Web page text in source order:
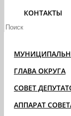
КОНТАКТЫ
ГЛАВА ОКРУГА
СОВЕТ
АППАРАТ